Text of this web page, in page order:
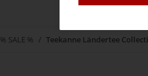
% SALE % Teekanne Ländertee